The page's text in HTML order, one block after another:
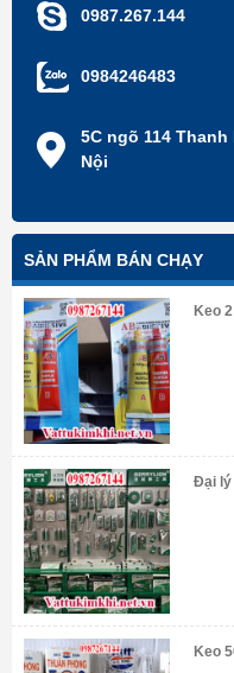
0987.267.144
0984246483
5C ngõ 114
Nội
SẢN PHẨM BÁN CHẠY
Keo
Đại lý
Keo